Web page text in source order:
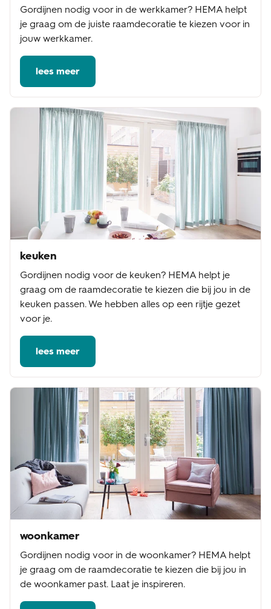
Gordijnen nodig voor in de werkkamer? HEMA helpt
je graag om de juiste raamdecoratie te kiezen voor in
jouw werkkamer.
lees meer
keuken
Gordijnen nodig voor de keuken? HEMA helpt je
graag om de raamdecoratie te kiezen die bij jou in de
keuken passen. We hebben alles op een rijtje gezet
voor je.
lees meer
woonkamer
Gordijnen nodig voor in de woonkamer? HEMA helpt
je graag om de raamdecoratie te kiezen die bij jou in
de woonkamer past. Laat je inspireren.